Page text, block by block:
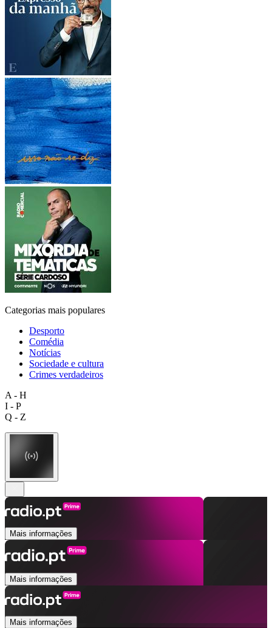
Categorias mais populares
Desporto
Comédia
Notícias
Sociedade e cultura
Crimes verdadeiros
A - H
I - P
Q - Z
Mais informações
Mais informações
Mais informações